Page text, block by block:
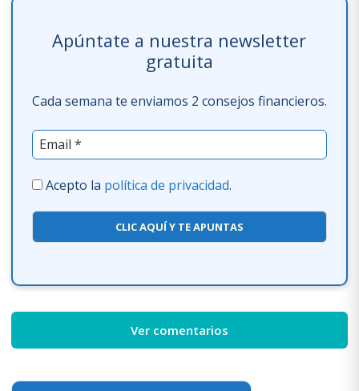
Apúntate a nuestra newsletter
gratuita
Cada semana te enviamos 2 consejos financieros.
Acepto la política de privacidad.
CLIC AQUÍ Y TE APUNTAS
Ver comentarios